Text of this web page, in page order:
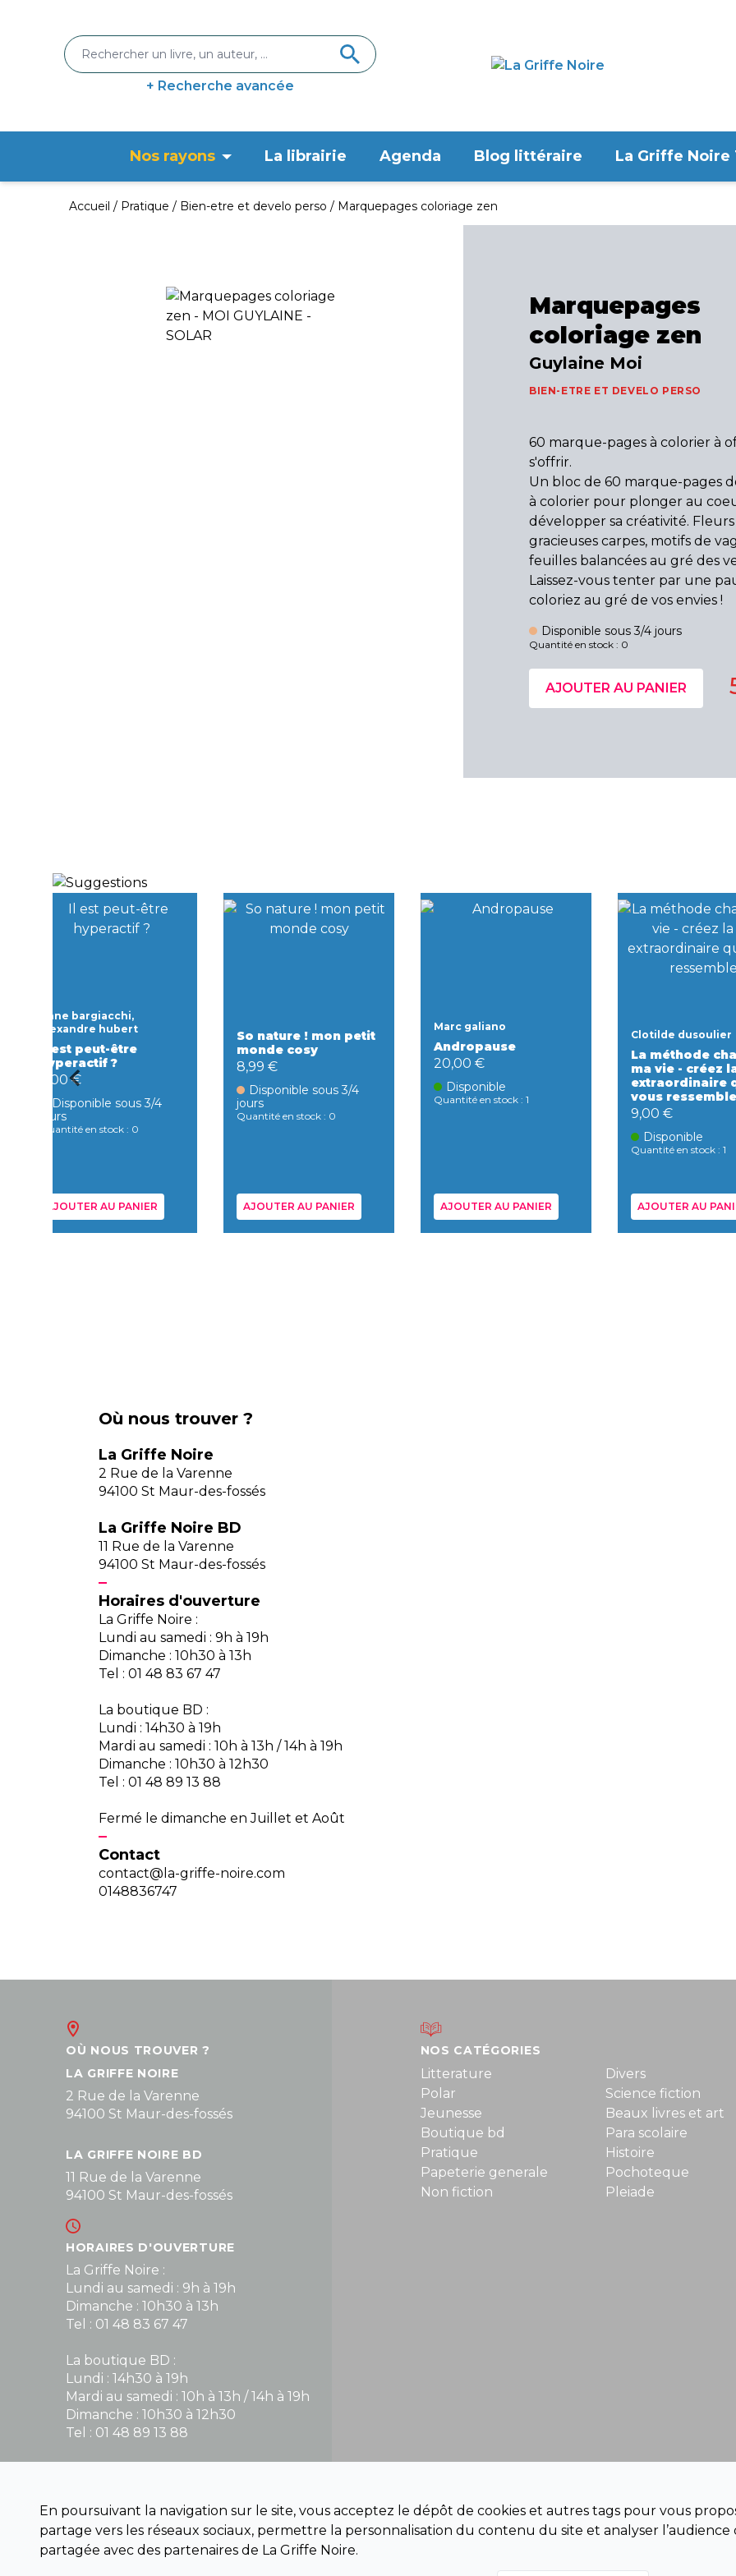
+ Recherche avancée
Nos rayons La librairie Agenda Blog littéraire La Griffe Noire
Accueil Pratique Bien-etre et develo perso Marquepages coloriage zen
Marquepages
coloriage zen
Guylaine Moi
BIEN-ETRE ET DEVELO PERSO
60 marque-pages à colorier à
s'offrir.
Un bloc de 60 marque-pages
à colorier pour plonger au
développer sa créativité. Fleurs
gracieuses carpes, motifs de
feuilles balancées au gré des
Laissez-vous tenter par une
coloriez au gré de vos envies !
Disponible sous 3/4 jours
Quantité en stock : 0
AJOUTER AU PANIER
Anne bargiacchi,
alexandre hubert
Il est peut-être
hyperactif ?
9,00 €
Disponible sous 3/4
jours
Quantité en stock : 0
AJOUTER AU PANIER
So nature ! mon petit
monde cosy
8,99 €
Disponible sous 3/4
jours
Quantité en stock : 0
AJOUTER AU PANIER
Marc galiano
Andropause
20,00 €
Disponible
Quantité en stock : 1
AJOUTER AU PANIER
Clotilde dusoulier
La méthode
ma vie - créez
extraordinaire
vous ressemble
9,00 €
Disponible
Quantité en stock : 1
AJOUTER AU
Où nous trouver ?
La Griffe Noire
2 Rue de la Varenne
94100 St Maur-des-fossés
La Griffe Noire BD
11 Rue de la Varenne
94100 St Maur-des-fossés
Horaires d'ouverture
La Griffe Noire :
Lundi au samedi : 9h à 19h
Dimanche : 10h30 à 13h
Tel : 01 48 83 67 47
La boutique BD :
Lundi : 14h30 à 19h
Mardi au samedi : 10h à 13h / 14h à 19h
Dimanche : 10h30 à 12h30
Tel : 01 48 89 13 88
Fermé le dimanche en Juillet et Août
Contact
contact@la-griffe-noire.com
0148836747
OÙ NOUS TROUVER ?
LA GRIFFE NOIRE
2 Rue de la Varenne
94100 St Maur-des-fossés
LA GRIFFE NOIRE BD
11 Rue de la Varenne
94100 St Maur-des-fossés
HORAIRES D'OUVERTURE
La Griffe Noire :
Lundi au samedi : 9h à 19h
Dimanche : 10h30 à 13h
Tel : 01 48 83 67 47
La boutique BD :
Lundi : 14h30 à 19h
Mardi au samedi : 10h à 13h / 14h à 19h
Dimanche : 10h30 à 12h30
Tel : 01 48 89 13 88
NOUS CONTACTER
contact@la-griffe-noire.com
NOS CATÉGORIES
Litterature
Polar
Jeunesse
Boutique bd
Pratique
Papeterie generale
Non fiction
Divers
Science fiction
Beaux livres et art
Para scolaire
Histoire
Pochoteque
Pleiade
En poursuivant la navigation sur le site, vous acceptez le dépôt de cookies et autres tags pour vous
partage vers les réseaux sociaux, permettre la personnalisation du contenu du site et analyser
partagée avec des partenaires de La Griffe Noire.